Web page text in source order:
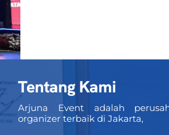
PRICELIST
Tentang Kami
Arjuna Event adalah
organizer terbaik di Jakarta,